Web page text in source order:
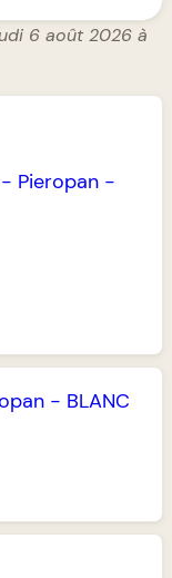
6 août 2026 à
- Pieropan -
- BLANC